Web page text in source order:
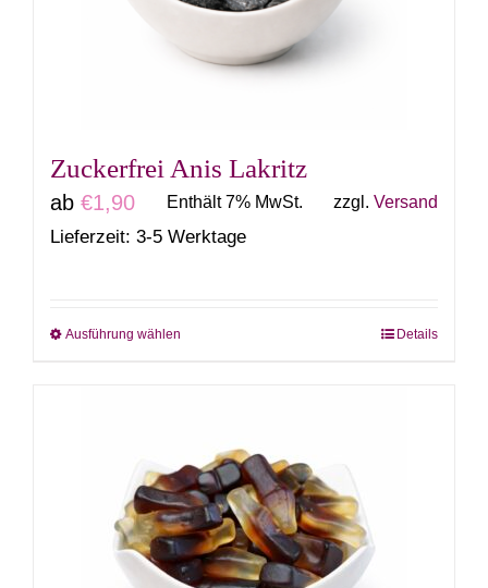
können
auf
werden
Zuckerfrei Anis Lakritz
ab €1,90 Enthält 7% MwSt. zzgl. Versand
Lieferzeit: 3-5 Werktage
Ausführung wählen
Varianten
auf.
Die
Optionen
Details